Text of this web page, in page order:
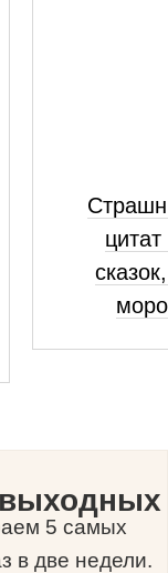
цитат
выходных
5 самых
в две недели.